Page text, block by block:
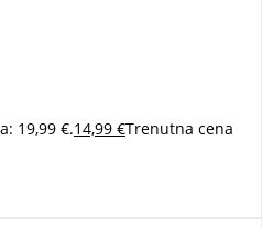
Paule Pihlaje
Napeto ritmična serija
Spretno zapisano
najboljše, kar ponujajo
19,99 €.14,99 €Trenutna cena